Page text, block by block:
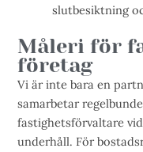
slutbesiktning
Måleri för
företag
Vi är inte bara en
samarbetar
fastighetsförvaltare
underhåll. För